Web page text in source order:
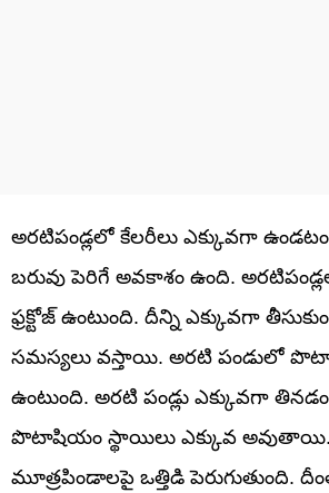
అరటిపండ్లలో కేలరీలు ఎక్కువగా
బరువు పెరిగే అవకాశం ఉంది.
ఫ్రక్టోజ్ ఉంటుంది. దీన్ని ఎక్కువగా
సమస్యలు వస్తాయి. అరటి పండులో
ఉంటుంది. అరటి పండ్లు ఎక్కువగా
పొటాషియం స్థాయిలు ఎక్కువ అవుతాయి.
మూత్రపిండాలపై ఒత్తిడి పెరుగుతుంది.